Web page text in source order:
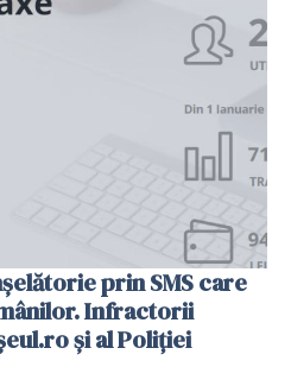
prin SMS care
Infractorii
și al Poliției